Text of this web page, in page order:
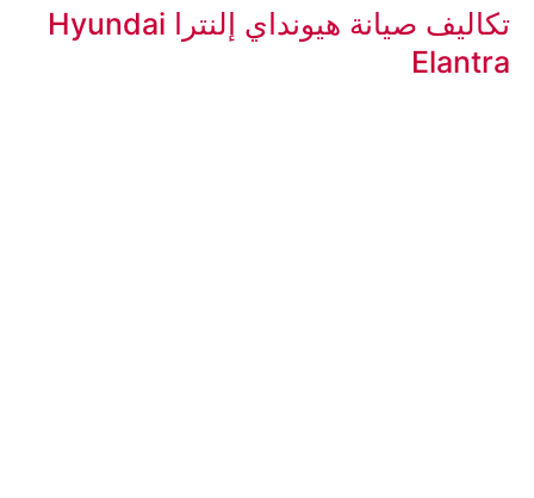
تكاليف صيانة هيونداي إلنترا Hyundai
Elantra